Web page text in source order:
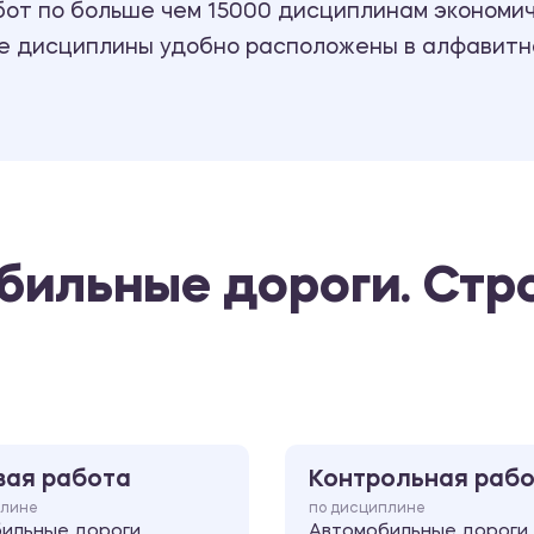
по больше чем 15000 дисциплинам
дисциплины удобно расположены в
дороги.
работа Контрольная
по дисциплине